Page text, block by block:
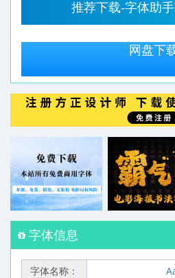
推荐下载-字体助
网盘下
字体信息
字体名称：